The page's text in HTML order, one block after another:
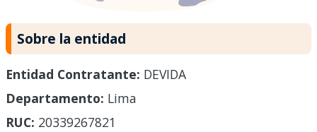
Sobre la entidad
Entidad Contratante: DEVIDA
Departamento: Lima
RUC: 20339267821